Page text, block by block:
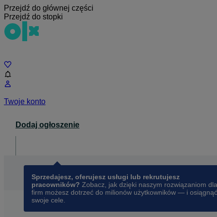
Przejdź do głównej części
Przejdź do stopki
Twoje konto
Dodaj ogłoszenie
Sprzedajesz, oferujesz usługi lub rekrutujesz
pracowników? Zobacz, jak dzięki naszym rozwiązaniom dla
firm możesz dotrzeć do milionów użytkowników — i osiągnąć
swoje cele.